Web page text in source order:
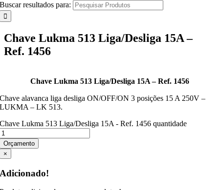
Buscar resultados para:
Chave Lukma 513 Liga/Desliga 15A –
Ref. 1456
Chave Lukma 513 Liga/Desliga 15A – Ref. 1456
Chave alavanca liga desliga ON/OFF/ON 3 posições 15 A 250V –
LUKMA – LK 513.
Chave Lukma 513 Liga/Desliga 15A - Ref. 1456 quantidade
Orçamento
×
Adicionado!